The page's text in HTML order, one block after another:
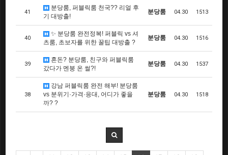
41
분당룸, 퍼블릭룸 천국?? 리얼 후
기 대방출!
분당룸 04.30 1513
40
✨ 분당룸 완전정복! 퍼블릭 vs 셔
츠룸, 초보자를 위한 꿀팁 대방출 ?
분당룸 04.30 1516
39
혼돈? 분당룸, 친구와 퍼블릭룸
갔다가 멘붕 온 썰?!
분당룸 04.30 1537
38
강남 퍼블릭룸 완전 해부! 분당룸
vs 분위기·가격·응대, 어디가 좋을
까? ?
분당룸 04.30 1518